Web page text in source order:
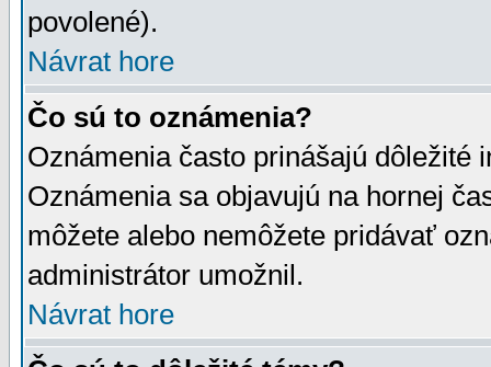
povolené).
Návrat hore
Čo sú to oznámenia?
Oznámenia často prinášajú dôležité
Oznámenia sa objavujú na hornej
môžete alebo nemôžete pridávať
administrátor umožnil.
Návrat hore